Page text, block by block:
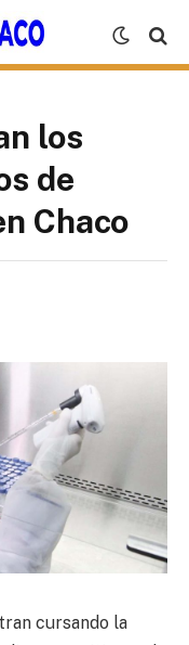
los
de
Chaco
cursando la